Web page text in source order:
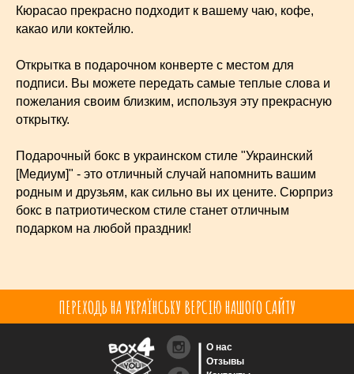
Кюрасао прекрасно подходит к вашему чаю, кофе,
какао или коктейлю.
Открытка в подарочном конверте с местом для
подписи. Вы можете передать самые теплые слова и
пожелания своим близким, используя эту прекрасную
открытку.
Подарочный бокс в украинском стиле "Украинский
[Медиум]" - это отличный случай напомнить вашим
родным и друзьям, как сильно вы их цените. Сюрприз
бокс в патриотическом стиле станет отличным
подарком на любой праздник!
ПЕРЕХОДЬ НА УКРАЇНСЬКУ ВЕРСІЮ НАШОГО САЙТУ
О нас
Отзывы